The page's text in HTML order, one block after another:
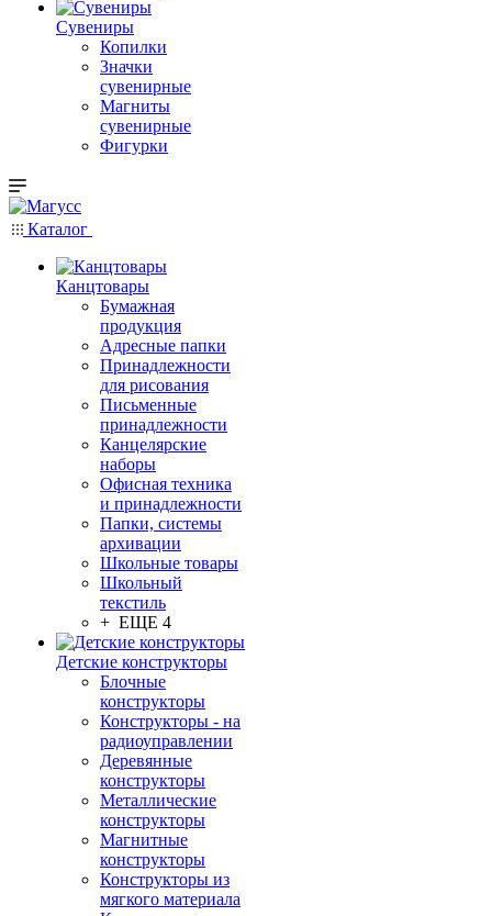
Сувениры
Копилки
Значки
сувенирные
Магниты
сувенирные
Фигурки
Каталог
Канцтовары
Бумажная
продукция
Адресные папки
Принадлежности
для рисования
Письменные
принадлежности
Канцелярские
наборы
Офисная техника
и принадлежности
Папки, системы
архивации
Школьные товары
Школьный
текстиль
+ ЕЩЕ 4
Детские конструкторы
Блочные
конструкторы
Конструкторы - на
радиоуправлении
Деревянные
конструкторы
Металлические
конструкторы
Магнитные
конструкторы
Конструкторы из
мягкого материала